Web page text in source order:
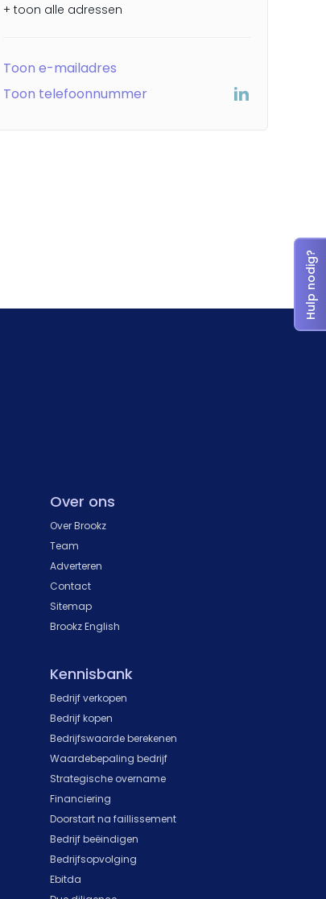
+ toon alle adressen
Toon e-mailadres
Toon telefoonnummer
Over ons
Over Brookz
Team
Adverteren
Contact
Sitemap
Brookz English
Kennisbank
Bedrijf verkopen
Bedrijf kopen
Bedrijfswaarde berekenen
Waardebepaling bedrijf
Strategische overname
Financiering
Doorstart na faillissement
Bedrijf beëindigen
Bedrijfsopvolging
Ebitda
Hulp nodig?